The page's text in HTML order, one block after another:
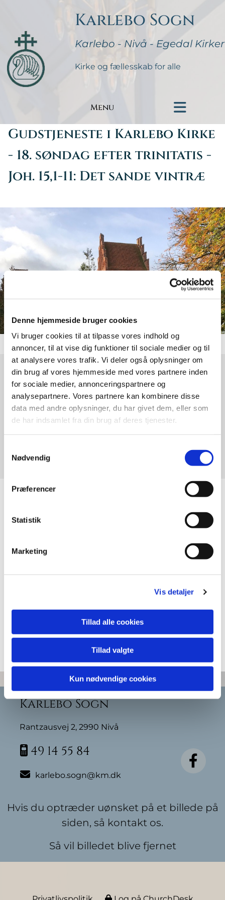
Denne hjemmeside bruger cookies
Vi bruger cookies til at tilpasse vores indhold og
annoncer, til at vise dig funktioner til sociale medier og til
at analysere vores trafik. Vi deler også oplysninger om
din brug af vores hjemmeside med vores partnere inden
for sociale medier, annonceringspartnere og
analysepartnere. Vores partnere kan kombinere disse
data med andre oplysninger, du har givet dem, eller som
de har indsamlet fra din brug af deres tjenester.
Nødvendig
Præferencer
Statistik
Marketing
Vis detaljer
Tillad alle cookies
Tillad valgte
Kun nødvendige cookies
Karlebo Sogn
Karlebo - Nivå - Egedal Kirker
Kirke og fællesskab for alle
Menu
Gudstjeneste i Karlebo Kirke
- 18. søndag efter trinitatis -
Joh. 15,1-11: Det sande vintræ
Søndag 4. oktober 2026, kl. 09:00
Karlebo Kirke, Hesselrødvej 2, 2980
Kokkedal
Karlebo Sogn
Rantzausvej 2, 2990 Nivå
 49 14 55 84
 karlebo.sogn@km.dk
Hvis du optræder uønsket på et billede på
siden, så kontakt os.
Så vil billedet blive fjernet